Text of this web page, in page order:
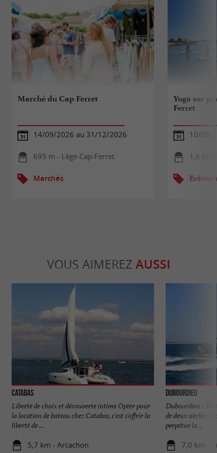
Marché du Cap Ferret
14/09/2026 au 31/12/2026
695 m - Lège-Cap-Ferret
Marchés
Yoga sur
Ferret
10/08/
1,6 km
VOUS AIMEREZ AUSSI
Catabas
Liberté de choix et découverte intime Opter pour
la location de bateau chez Catabas, c'est s'offrir la
liberté de ...
5,7 km - Arcachon
Dubourdieu
Dubourdieu :
de deux siècles,
perpétue la ...
7,0 km -